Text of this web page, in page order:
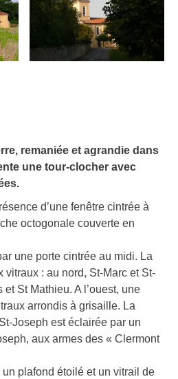
remaniée et agrandie dans
une tour-clocher avec
d’une fenêtre cintrée à
octogonale couverte en
une porte cintrée au midi. La
vitraux : au nord, St-Marc et St-
St Mathieu. A l’ouest, une
arrondis à grisaille. La
Joseph est éclairée par un
aux armes des « Clermont
plafond étoilé et un vitrail de